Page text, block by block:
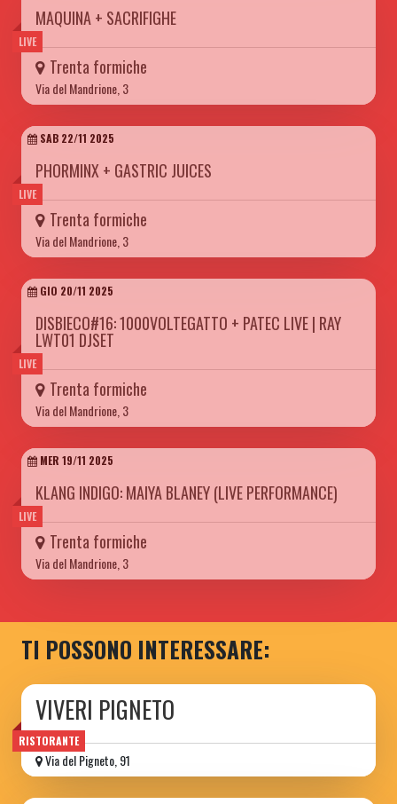
LIVE
MAQUINA + SACRIFIGHE
Trenta formiche
Via del Mandrione, 3
LIVE
SAB 22/11 2025
PHORMINX + GASTRIC JUICES
Trenta formiche
Via del Mandrione, 3
LIVE
GIO 20/11 2025
DISBIECO#16: 1000VOLTEGATTO + PATEC LIVE | RAY
LWT01 DJSET
Trenta formiche
Via del Mandrione, 3
LIVE
MER 19/11 2025
KLANG INDIGO: MAIYA BLANEY (LIVE PERFORMANCE)
Trenta formiche
Via del Mandrione, 3
TI POSSONO INTERESSARE:
RISTORANTE
VIVERI PIGNETO
Via del Pigneto, 91